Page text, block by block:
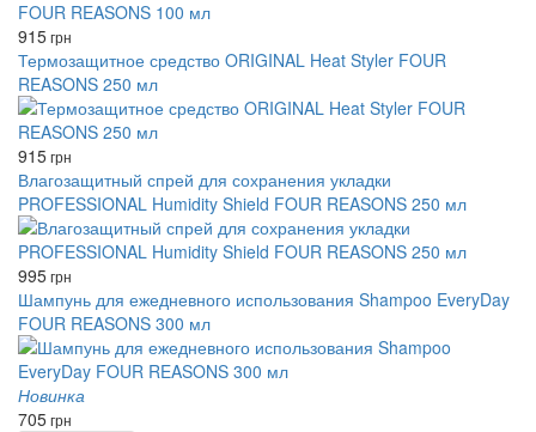
915грн
Термозащитное средство ORIGINAL Heat Styler FOUR
REASONS 250 мл
915грн
Влагозащитный спрей для сохранения укладки
PROFESSIONAL Humidity Shield FOUR REASONS 250 мл
995грн
Шампунь для ежедневного использования Shampoo EveryDay
FOUR REASONS 300 мл
Новинка
705грн